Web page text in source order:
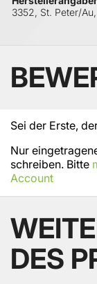
3352, St. Peter/
Sei der Erste,
Nur
schreiben. Bitte
Account
DES